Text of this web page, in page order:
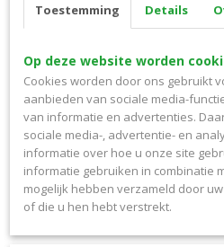
Snelverband 12x12 cm
Hechtpleister, rol 1,25 cm x 1 m
Hechtstrips (5)
Naald & spuit 0,6x25 / 5 ml, 6 stuks
Wegwerpspuit 2 ml, 3 stuks
Wegwerpspuit 5 ml, 6 stuks
Wegwerpnaald 0,4x20, 6 stuks
Wegwerpnaald 0,8x40, 6 stuks
Infuusnaald (Canula IV) 125 ml/min
Hechtdraad & naald 75 cm/nylon
Toestemming Details
Op deze website worden
Cookies worden door ons gebruikt
aanbieden van sociale media-
van informatie en advertenties.
sociale media-, advertentie- en
informatie over hoe u onze site
informatie gebruiken in combinatie
mogelijk hebben verzameld door
of die u hen hebt verstrekt.